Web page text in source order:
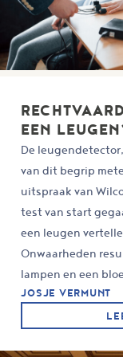
EEN
De
van dit begrip
uitspraak van
test van start
een leugen
Onwaarheden
lampen en een
JOSJE VERMUNT